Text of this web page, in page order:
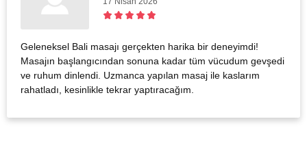
Geleneksel Bali masajı gerçekten harika bir deneyimdi!
Masajın başlangıcından sonuna kadar tüm vücudum gevşedi
ve ruhum dinlendi. Uzmanca yapılan masaj ile kaslarım
rahatladı, kesinlikle tekrar yaptıracağım.